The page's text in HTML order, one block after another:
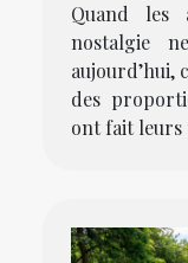
Quand les
nostalgie
aujourd’hui,
des
ont fait leurs